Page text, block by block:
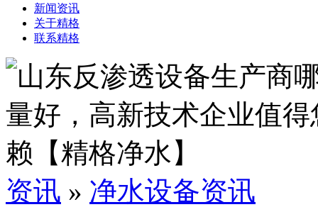
新闻资讯
关于精格
联系精格
资讯 » 净水设备资讯